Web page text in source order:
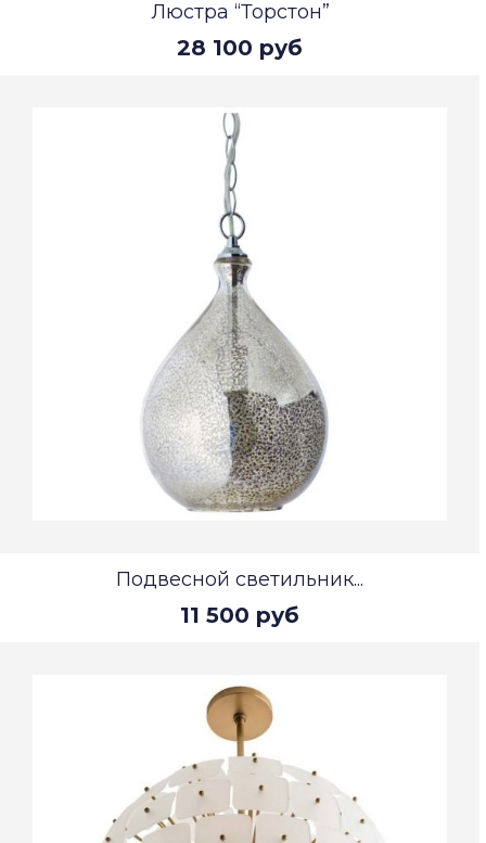
Люстра “Торстон”
28 100 руб
Подвесной светильник...
11 500 руб